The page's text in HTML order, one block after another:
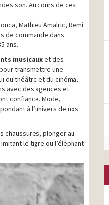
son. Au cours de ces
Mathieu Amalric, Remi
de commande dans
ans.
musicauxet des
transmettre une
du théâtre et du cinéma,
avec des agences et
confiance. Mode,
à l’univers de nos
chaussures, plonger au
le tigre ou l’éléphant